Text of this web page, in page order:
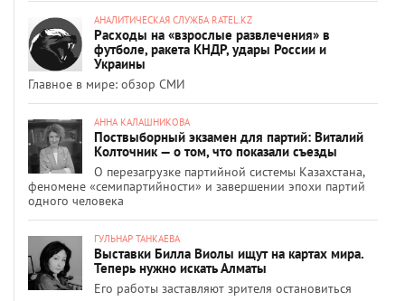
АНАЛИТИЧЕСКАЯ СЛУЖБА RATEL.KZ
Расходы на «взрослые развлечения» в
футболе, ракета КНДР, удары России и
Украины
Главное в мире: обзор СМИ
АННА КАЛАШНИКОВА
Поствыборный экзамен для партий: Виталий
Колточник — о том, что показали съезды
О перезагрузке партийной системы Казахстана,
феномене «семипартийности» и завершении эпохи партий
одного человека
ГУЛЬНАР ТАНКАЕВА
Выставки Билла Виолы ищут на картах мира.
Теперь нужно искать Алматы
Его работы заставляют зрителя остановиться